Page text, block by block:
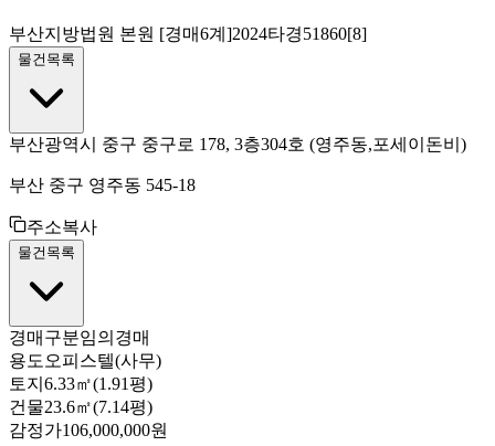
부산지방법원 본원 [경매6계]2024타경51860[8]
물건목록
부산광역시 중구 중구로 178, 3층304호 (영주동,포세이돈비)
부산 중구 영주동 545-18
주소복사
물건목록
경매구분임의경매
용도 오피스텔(사무)
토지 6.33㎡(1.91평)
건물23.6㎡(7.14평)
감정가106,000,000원